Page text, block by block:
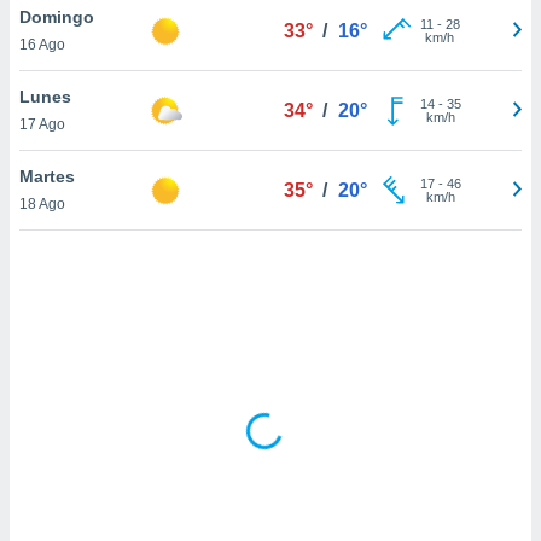
de
sitio
te
de que
el sitio
Domingo
16 Ago
33° / 16° 11 - 28
km/h
Lunes
17 Ago
34° / 20° 14- 35
km/h
Martes
18 Ago
35° / 20° 17- 46
km/h